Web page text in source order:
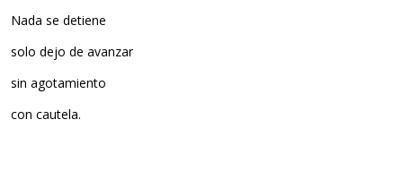
Nada se detiene
solo dejo de avanzar
sin agotamiento
con cautela.